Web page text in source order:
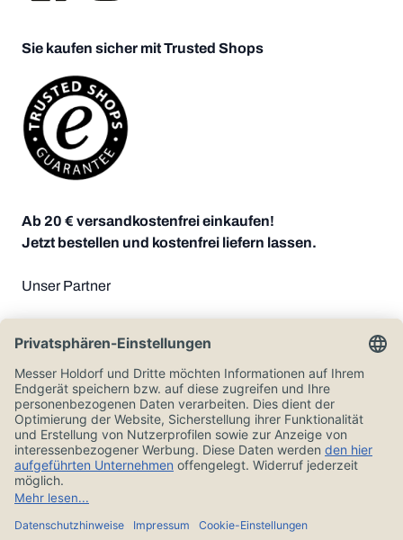
Sie kaufen sicher mit Trusted Shops
Ab 20 € versandkostenfrei einkaufen!
Jetzt bestellen und kostenfrei liefern lassen.
Unser Partner
Zahlungsoptionen